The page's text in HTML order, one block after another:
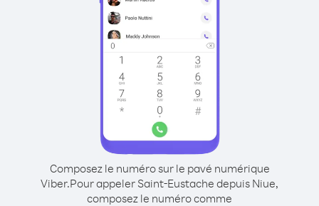
Composez le numéro sur le pavé numérique
Viber.Pour appeler Saint-Eustache depuis Niue,
composez le numéro comme